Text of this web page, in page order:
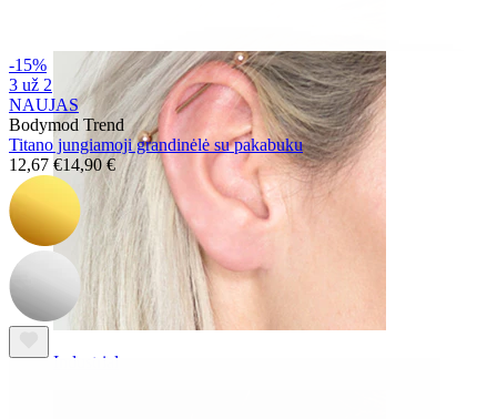
Industrial
-15%
3 už 2
NAUJAS
Bodymod Trend
Titano jungiamoji grandinėlė su pakabuku
12,67 €14,90 €